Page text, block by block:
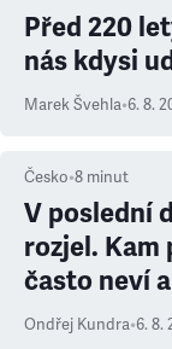
Před 220
nás kdysi
Marek Švehla•6. 8.
Česko•8 minut
V poslední
rozjel. Kam
často neví
Ondřej Kundra•6. 8.